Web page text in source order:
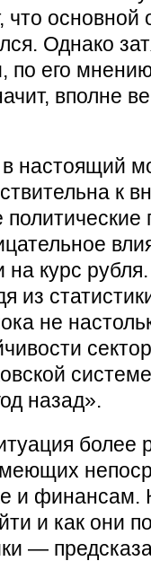
что
Однако
по его
вполне
в настоящий
к
на курс
из
не
назад».
более
и финансам.
и как они
—